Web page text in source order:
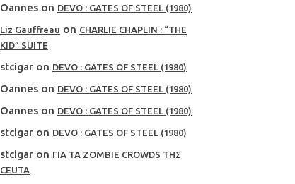
Oannes on DEVO : GATES OF STEEL (1980)
Liz Gauffreau on CHARLIE CHAPLIN : “THE
KID” SUITE
stcigar on DEVO : GATES OF STEEL (1980)
Oannes on DEVO : GATES OF STEEL (1980)
Oannes on DEVO : GATES OF STEEL (1980)
stcigar on DEVO : GATES OF STEEL (1980)
stcigar on ΓΙΑ ΤΑ ZOMBIE CROWDS ΤΗΣ
CEUTA